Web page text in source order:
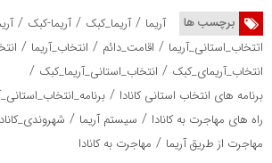
برچسب ها آریما / آریما_کبک / آریما-کبک /
اتتخاب_استانی_آریما / اقامت_دائم / انتخاب_آریما /
انتخاب_آریمای_کبک / انتخاب_استانی_آریما_کبک /
برنامه های انتخاب استانی کانادا /
راه های مهاجرت به کانادا / سیستم آریما /
مهاجرت از طریق آریما / مهاجرت به کانادا